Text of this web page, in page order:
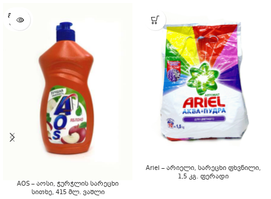
ᲒᲐᲧᲘᲓ
ᲣᲚᲘᲐ
AOS – აოსი, ჭურჭლის სარეცხი
სითხე, 415 მლ. ვაშლი
Ariel – არიელი, სარეცხი ფხვნილი,
1,5 კგ. ფერადი